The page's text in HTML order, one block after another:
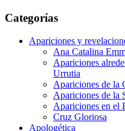
Categorías
Apariciones y
Ana Catalina
Apariciones
Urrutia
Apariciones de la
Apariciones de la
Apariciones en el
Cruz Gloriosa
Apologética